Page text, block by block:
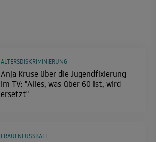
Anja Kruse über die Jugendfixierung
im TV: "Alles, was über 60 ist, wird
ersetzt"
ALTERSDISKRIMINIERUNG
FRAUENFUSSBALL